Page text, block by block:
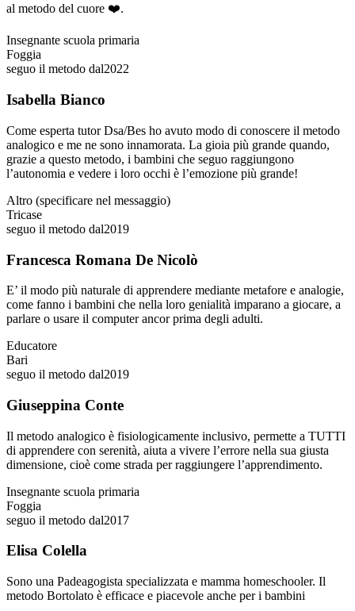
al metodo del cuore ❤️.
Insegnante scuola primaria
Foggia
seguo il metodo dal2022
Isabella Bianco
Come esperta tutor Dsa/Bes ho avuto modo di conoscere il metodo
analogico e me ne sono innamorata. La gioia più grande quando,
grazie a questo metodo, i bambini che seguo raggiungono
l’autonomia e vedere i loro occhi è l’emozione più grande!
Altro (specificare nel messaggio)
Tricase
seguo il metodo dal2019
Francesca Romana De Nicolò
E’ il modo più naturale di apprendere mediante metafore e analogie,
come fanno i bambini che nella loro genialità imparano a giocare, a
parlare o usare il computer ancor prima degli adulti.
Educatore
Bari
seguo il metodo dal2019
Giuseppina Conte
Il metodo analogico è fisiologicamente inclusivo, permette a TUTTI
di apprendere con serenità, aiuta a vivere l’errore nella sua giusta
dimensione, cioè come strada per raggiungere l’apprendimento.
Insegnante scuola primaria
Foggia
seguo il metodo dal2017
Elisa Colella
Sono una Padeagogista specializzata e mamma homeschooler. Il
metodo Bortolato è efficace e piacevole anche per i bambini